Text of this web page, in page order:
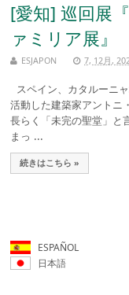
[愛知] 巡回展
ァミリア展』
ESJAPON 7, 12月,
スペイン、カタルーニ
活動した建築家アントニ
長らく「未完の聖堂」と
まっ ...
続きはこちら »
ESPAÑOL
日本語